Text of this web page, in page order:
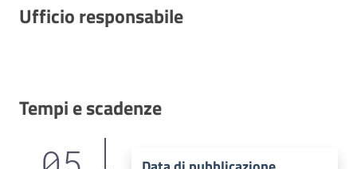
Ufficio responsabile
Tempi e scadenze